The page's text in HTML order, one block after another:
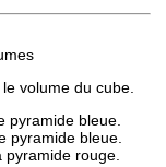
volume du cube.
pyramide bleue.
pyramide bleue.
rouge.